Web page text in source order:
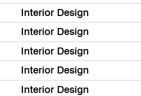
Interior Design
Interior Design
Interior Design
Interior Design
Interior Design